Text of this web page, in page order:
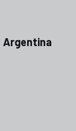
Argentina